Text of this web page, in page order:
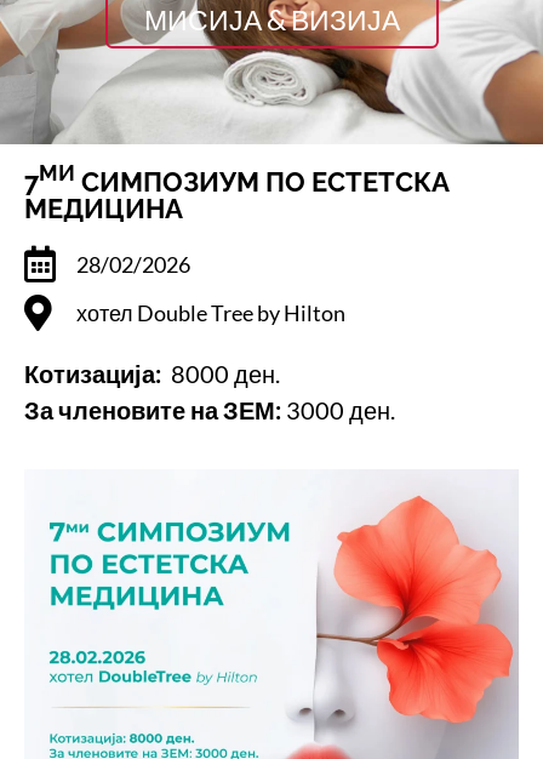
МИСИЈА & ВИЗИЈА
7МИ СИМПОЗИУМ ПО ЕСТЕТСКА
МЕДИЦИНА
28/02/2026
хотел Double Tree by Hilton
Котизација: 8000 ден.
За членовите на ЗЕМ: 3000 ден.